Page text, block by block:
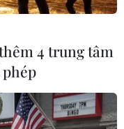
4 trung tâm